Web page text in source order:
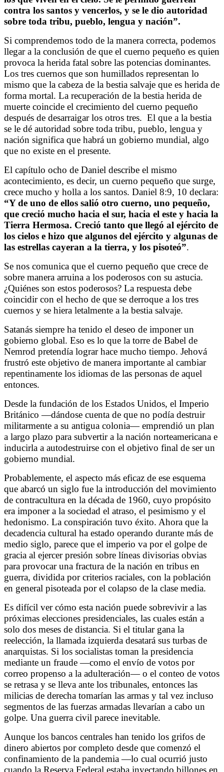
contra los santos y vencerlos, y se le dio autoridad
sobre toda tribu, pueblo, lengua y nación”.
Si comprendemos todo de la manera correcta, podemos
llegar a la conclusión de que el cuerno pequeño es quien
provoca la herida fatal sobre las potencias dominantes.
Los tres cuernos que son humillados representan lo
mismo que la cabeza de la bestia salvaje que es herida de
forma mortal. La recuperación de la bestia herida de
muerte coincide el crecimiento del cuerno pequeño
después de desarraigar los otros tres. El que a la bestia
se le dé autoridad sobre toda tribu, pueblo, lengua y
nación significa que habrá un gobierno mundial, algo
que no existe en el presente.
El capítulo ocho de Daniel describe el mismo
acontecimiento, es decir, un cuerno pequeño que surge,
crece mucho y holla a los santos. Daniel 8:9, 10 declara:
“Y de uno de ellos salió otro cuerno, uno pequeño,
que creció mucho hacia el sur, hacia el este y hacia la
Tierra Hermosa. Creció tanto que llegó al ejército de
los cielos e hizo que algunos del ejército y algunas de
las estrellas cayeran a la tierra, y los pisoteó”.
Se nos comunica que el cuerno pequeño que crece de
sobre manera arruina a los poderosos con su astucia.
¿Quiénes son estos poderosos? La respuesta debe
coincidir con el hecho de que se derroque a los tres
cuernos y se hiera letalmente a la bestia salvaje.
Satanás siempre ha tenido el deseo de imponer un
gobierno global. Eso es lo que la torre de Babel de
Nemrod pretendía lograr hace mucho tiempo. Jehová
frustró este objetivo de manera importante al cambiar
repentinamente los idiomas de las personas de aquel
entonces.
Desde la fundación de los Estados Unidos, el Imperio
Británico —dándose cuenta de que no podía destruir
militarmente a su antigua colonia— emprendió un plan
a largo plazo para subvertir a la nación norteamericana e
inducirla a autodestruirse con el objetivo final de ser un
gobierno mundial.
Probablemente, el aspecto más eficaz de ese esquema
que abarcó un siglo fue la introducción del movimiento
de contracultura en la década de 1960, cuyo propósito
era imponer a la sociedad el atraso, el pesimismo y el
hedonismo. La conspiración tuvo éxito. Ahora que la
decadencia cultural ha estado operando durante más de
medio siglo, parece que el imperio va por el golpe de
gracia al ejercer presión sobre líneas divisorias obvias
para provocar una fractura de la nación en tribus en
guerra, dividida por criterios raciales, con la población
en general pisoteada por el colapso de la clase media.
Es difícil ver cómo esta nación puede sobrevivir a las
próximas elecciones presidenciales, las cuales están a
solo dos meses de distancia. Si el titular gana la
reelección, la llamada izquierda desatará sus turbas de
anarquistas. Si los socialistas toman la presidencia
mediante un fraude—como el envío de votos por
correo propenso a la adulteración—o el conteo de votos
se retrasa y se lleva ante los tribunales, entonces las
milicias de derecha tomarían las armas y tal vez incluso
segmentos de las fuerzas armadas llevarían a cabo un
golpe. Una guerra civil parece inevitable.
Aunque los bancos centrales han tenido los grifos de
dinero abiertos por completo desde que comenzó el
confinamiento de la pandemia—lo cual ocurrió justo
cuando la Reserva Federal estaba inyectando billones en